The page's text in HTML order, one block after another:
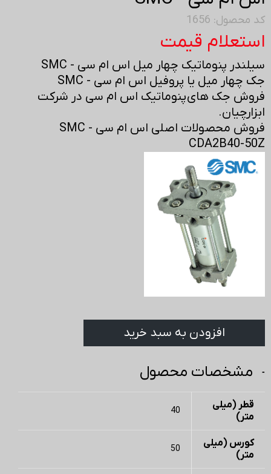
کد محصول: 1656
استعلام قیمت
سیلندر پنوماتیک چهار میل اس ام سی - SMC
جک چهار میل یا پروفیل اس ام سی - SMC
فروش جک های پنوماتیک اس ام سی در شرکت
ابزارچیان.
فروش محصولات اصلی اس ام سی - SMC
CDA2B40-50Z
افزودن به سبد خرید
مشخصات محصول
قطر (میلی
متر)
40
کورس (میلی
متر)
50